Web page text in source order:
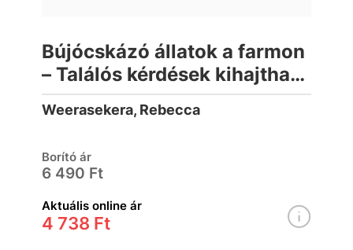
Bújócskázó állatok a farmon
– Találós kérdések kihajtható
oldalakkal, állathangokkal
(lapozó)
Weerasekera, Rebecca
Borító ár
6 490 Ft
Aktuális online ár
4 738 Ft